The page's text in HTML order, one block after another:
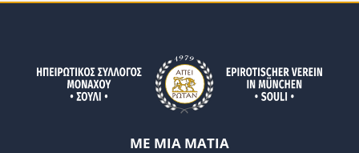
ΜΕ ΜΙΑ ΜΑΤΙΑ